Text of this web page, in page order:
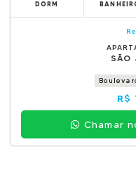
DORM
SÃO
R$
Chamar